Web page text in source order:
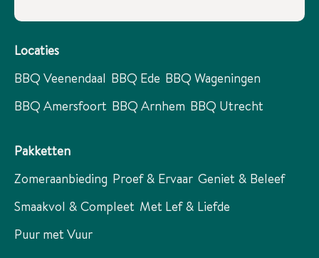
Locaties
BBQ Veenendaal BBQ Ede BBQ Wageningen
BBQ Amersfoort BBQ Arnhem BBQ Utrecht
Pakketten
Zomeraanbieding Proef & Ervaar Geniet & Beleef
Smaakvol & Compleet Met Lef & Liefde
Puur met Vuur